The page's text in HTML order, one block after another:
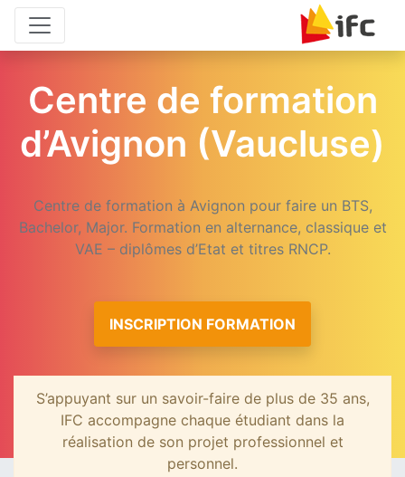
Aller au contenu principal
Aller au pied de page
Centre de formation
d’Avignon (Vaucluse)
Centre de formation à Avignon pour faire un BTS,
Bachelor, Major. Formation en alternance, classique et
VAE – diplômes d’Etat et titres RNCP.
INSCRIPTION FORMATION
S’appuyant sur un savoir-faire de plus de 35 ans,
IFC accompagne chaque étudiant dans la
réalisation de son projet professionnel et
personnel.